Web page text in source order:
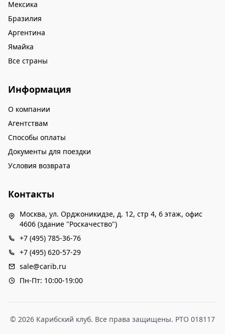
Мексика
Бразилия
Аргентина
Ямайка
Все страны
Информация
О компании
Агентствам
Способы оплаты
Документы для поездки
Условия возврата
Контакты
Москва, ул. Орджоникидзе, д. 12, стр 4, 6 этаж, офис
4606 (здание "Роскачество")
+7 (495) 785-36-76
+7 (495) 620-57-29
sale@carib.ru
Пн-Пт: 10:00-19:00
© 2026 Карибский клуб. Все права защищены. РТО 018117